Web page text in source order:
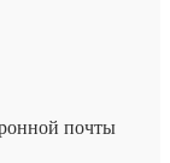
почты